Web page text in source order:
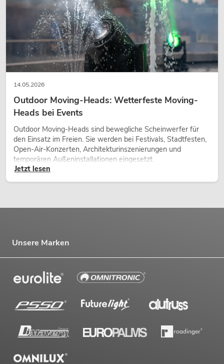
14.05.2026
Outdoor Moving-Heads: Wetterfeste Moving-
Heads bei Events
Outdoor Moving-Heads sind bewegliche Scheinwerfer für
den Einsatz im Freien. Sie werden bei Festivals, Stadtfesten,
Open-Air-Konzerten, Architekturinszenierungen und
temporären Außeninstallationen eingesetzt.
Jetzt lesen
Unsere Marken